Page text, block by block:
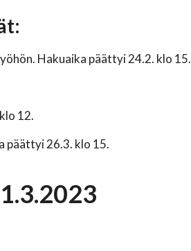
Hakuaika päättyi 24.2. klo 15.
12.
päättyi 26.3. klo 15.